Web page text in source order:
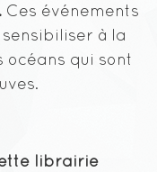
Ces événements
à la
océans qui sont
librairie